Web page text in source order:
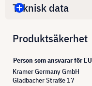
Teknisk data
Produktsäkerhet
Person som ansvarar för EU
Kramer Germany GmbH
Gladbacher Straße 17